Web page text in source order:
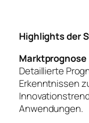
Highlights der
Detaillierte
Erkenntnissen
Anwendungen.